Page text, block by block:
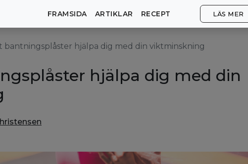
FRAMSIDA ARTIKLAR RECEPT LÄS MER
bantningsplåster hjälpa dig med din viktminskning
hjälpa dig med din